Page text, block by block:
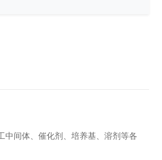
中间体、催化剂、培养基、溶剂等各